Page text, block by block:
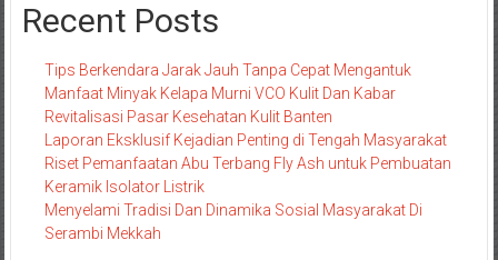
Recent Posts
Tips Berkendara Jarak Jauh Tanpa Cepat Mengantuk
Manfaat Minyak Kelapa Murni VCO Kulit Dan Kabar
Revitalisasi Pasar Kesehatan Kulit Banten
Laporan Eksklusif Kejadian Penting di Tengah Masyarakat
Riset Pemanfaatan Abu Terbang Fly Ash untuk Pembuatan
Keramik Isolator Listrik
Menyelami Tradisi Dan Dinamika Sosial Masyarakat Di
Serambi Mekkah